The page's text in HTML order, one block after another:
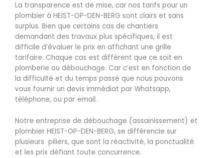
La transparence est de mise, car nos tarifs pour un
plombier à HEIST-OP-DEN-BERG sont clairs et sans
surplus. Bien que certains cas de chantiers
demandant des travaux plus spécifiques, il est
difficile d’évaluer le prix en affichant une grille
tarifaire. Chaque cas est différent que ce soit en
plomberie ou débouchage. Car c’est en fonction de
la difficulté et du temps passé que nous pouvons
vous fournir un devis immédiat par Whatsapp,
téléphone, ou par email.
Notre entreprise de débouchage (assainissement) et
plombier HEIST-OP-DEN-BERG, se différencie sur
plusieurs piliers, que sont la réactivité, la ponctualité
et les prix défiant toute concurrence.